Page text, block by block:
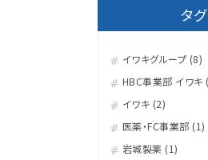
タグ
イワキグループ (8)
HBC事業部 イワキ
イワキ (2)
医薬・FC事業部 (1)
岩城製薬 (1)